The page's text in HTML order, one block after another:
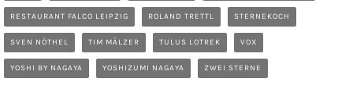
RESTAURANT FALCO LEIPZIG ROLAND TRETTL STERNEKOCH
SVEN NÖTHEL TIM MÄLZER TULUS LOTREK VOX
YOSHI BY NAGAYA YOSHIZUMI NAGAYA ZWEI STERNE